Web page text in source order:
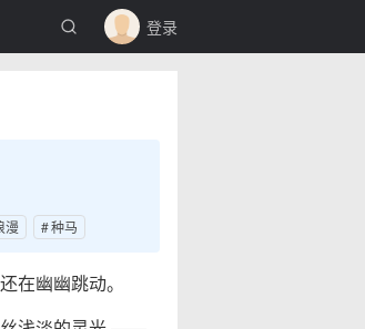
登录
漫 种马
在幽幽跳动。